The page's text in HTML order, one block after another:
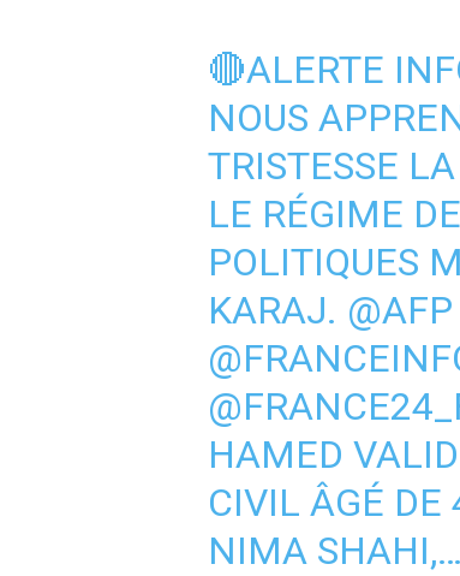
🔴ALERTE
NOUS
TRISTESSE
LE RÉGIME
POLITIQUES
KARAJ. @AFP
HAMED
CIVIL ÂGÉ DE
NIMA SHAHI,…